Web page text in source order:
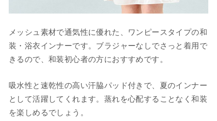
メッシュ素材で通気性に優れた、ワンピースタイプの和
装・浴衣インナーです。ブラジャーなしでさっと着用で
きるので、和装初心者の方におすすめです。
吸水性と速乾性の高い汗脇パッド付きで、夏のインナー
として活躍してくれます。蒸れを心配することなく和装
を楽しめるでしょう。